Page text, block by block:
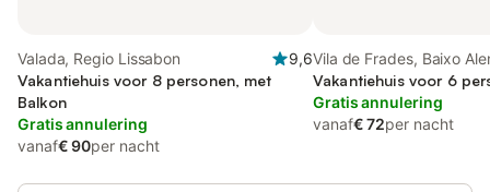
Valada, Regio Lissabon
9,6
Vakantiehuis voor 8 personen, met
Balkon
Gratis annulering
vanaf€ 90per nacht
Vila de Frades, Baixo
Vakantiehuis voor 6
Gratis annulering
vanaf€ 72per nacht